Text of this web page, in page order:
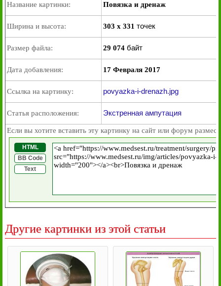
Название картинки: Повязка и дренаж
Ширина и высота: 303 x 331 точек
Размер файла: 29 074 байт
Дата добавления: 17 Февраля 2017
Ссылка на картинку: povyazka-i-drenazh.jpg
Статья расположения: Экстренная ампутация
Если вы хотите вставить эту картинку на сайт или форум
HTML
BB Code
Text
Другие картинки из этой статьи